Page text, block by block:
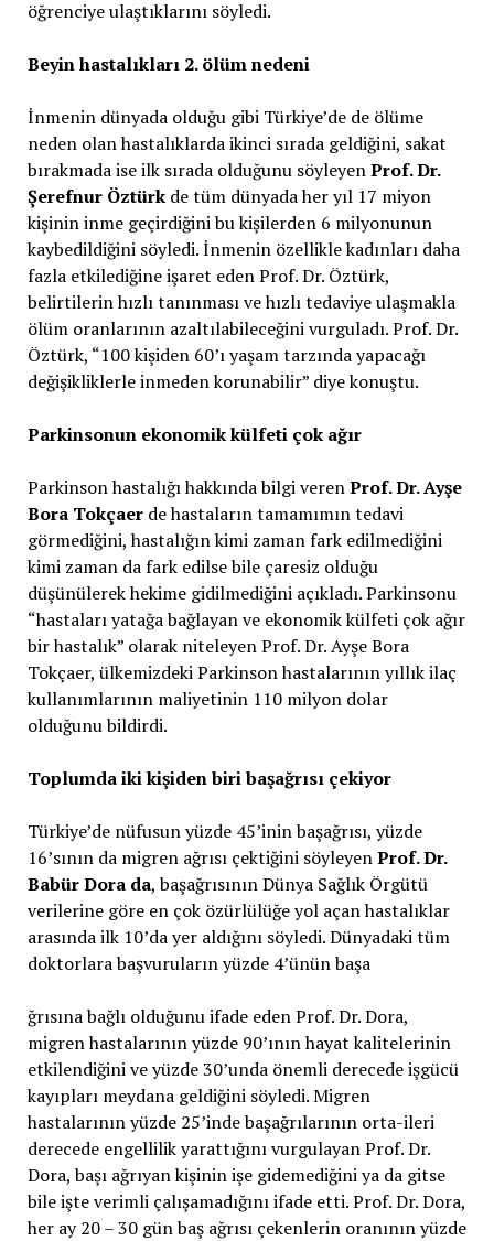
öğrenciye ulaştıklarını söyledi.
Beyin hastalıkları 2. ölüm nedeni
İnmenin dünyada olduğu gibi Türkiye’de de ölüme
neden olan hastalıklarda ikinci sırada geldiğini, sakat
bırakmada ise ilk sırada olduğunu söyleyenProf. Dr.
Şerefnur Öztürkde tüm dünyada her yıl 17 miyon
kişinin inme geçirdiğini bu kişilerden 6 milyonunun
kaybedildiğini söyledi. İnmenin özellikle kadınları daha
fazla etkilediğine işaret eden Prof. Dr. Öztürk,
belirtilerin hızlı tanınması ve hızlı tedaviye ulaşmakla
ölüm oranlarının azaltılabileceğini vurguladı. Prof. Dr.
Öztürk, “100 kişiden 60’ı yaşam tarzında yapacağı
değişikliklerle inmeden korunabilir” diye konuştu.
Parkinsonun ekonomik külfeti çok ağır
Parkinson hastalığı hakkında bilgi verenProf. Dr. Ayşe
Bora Tokçaerde hastaların tamamımın tedavi
görmediğini, hastalığın kimi zaman fark edilmediğini
kimi zaman da fark edilse bile çaresiz olduğu
düşünülerek hekime gidilmediğini açıkladı. Parkinsonu
“hastaları yatağa bağlayan ve ekonomik külfeti çok ağır
bir hastalık” olarak niteleyen Prof. Dr. Ayşe Bora
Tokçaer, ülkemizdeki Parkinson hastalarının yıllık ilaç
kullanımlarının maliyetinin 110 milyon dolar
olduğunu bildirdi.
Toplumda iki kişiden biri başağrısı çekiyor
Türkiye’de nüfusun yüzde 45’inin başağrısı, yüzde
16’sının da migren ağrısı çektiğini söyleyenProf. Dr.
Babür Dora da, başağrısının Dünya Sağlık Örgütü
verilerine göre en çok özürlülüğe yol açan hastalıklar
arasında ilk 10’da yer aldığını söyledi. Dünyadaki tüm
doktorlara başvuruların yüzde 4’ünün başa
ğrısına bağlı olduğunu ifade eden Prof. Dr. Dora,
migren hastalarının yüzde 90’ının hayat kalitelerinin
etkilendiğini ve yüzde 30’unda önemli derecede işgücü
kayıpları meydana geldiğini söyledi. Migren
hastalarının yüzde 25’inde başağrılarının orta-ileri
derecede engellilik yarattığını vurgulayan Prof. Dr.
Dora, başı ağrıyan kişinin işe gidemediğini ya da gitse
bile işte verimli çalışamadığını ifade etti. Prof. Dr. Dora,
her ay 20 – 30 gün baş ağrısı çekenlerin oranının yüzde